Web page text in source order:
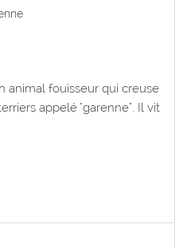
animal fouisseur qui creuse
appelé "garenne". Il vit